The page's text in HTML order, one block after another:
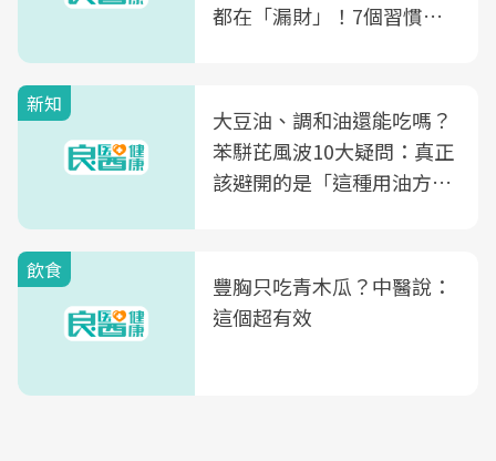
都在「漏財」！7個習慣一
新知
大豆油、調和油還能吃嗎？
苯駢芘風波10大疑問：真正
該避開的是「這種用油方
飲食
豐胸只吃青木瓜？中醫說：
這個超有效